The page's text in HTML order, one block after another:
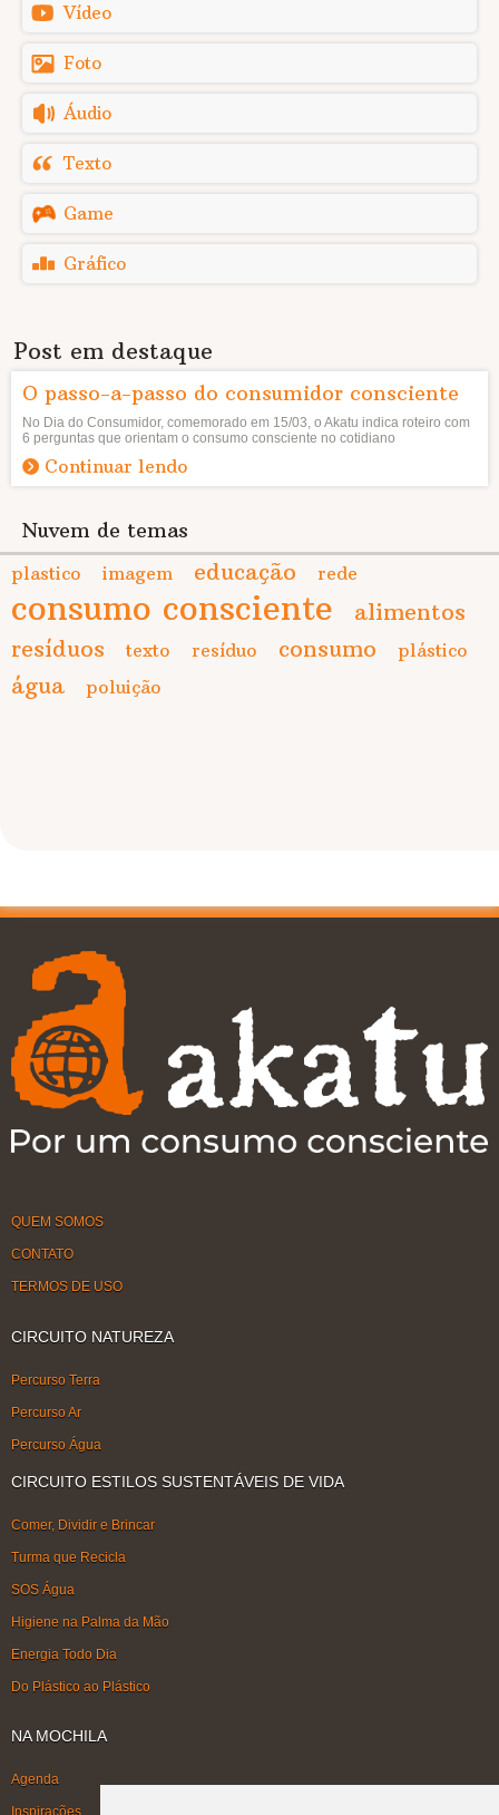
Vídeo
Foto
Áudio
Texto
Game
Gráfico
Post em destaque
O passo-a-passo do consumidor consciente
No Dia do Consumidor, comemorado em 15/03, o Akatu indica roteiro com
6 perguntas que orientam o consumo consciente no cotidiano
Continuar lendo
Nuvem de temas
plastico imagem educação rede
consumo consciente
alimentos
resíduos
texto resíduo consumo plástico
água poluição
QUEM SOMOS
CONTATO
TERMOS DE USO
CIRCUITO NATUREZA
Percurso Terra
Percurso Ar
Percurso Água
CIRCUITO ESTILOS SUSTENTÁVEIS DE VIDA
Comer, Dividir e Brincar
Turma que Recicla
SOS Água
Higiene na Palma da Mão
Energia Todo Dia
Do Plástico ao Plástico
NA MOCHILA
Agenda
Inspirações